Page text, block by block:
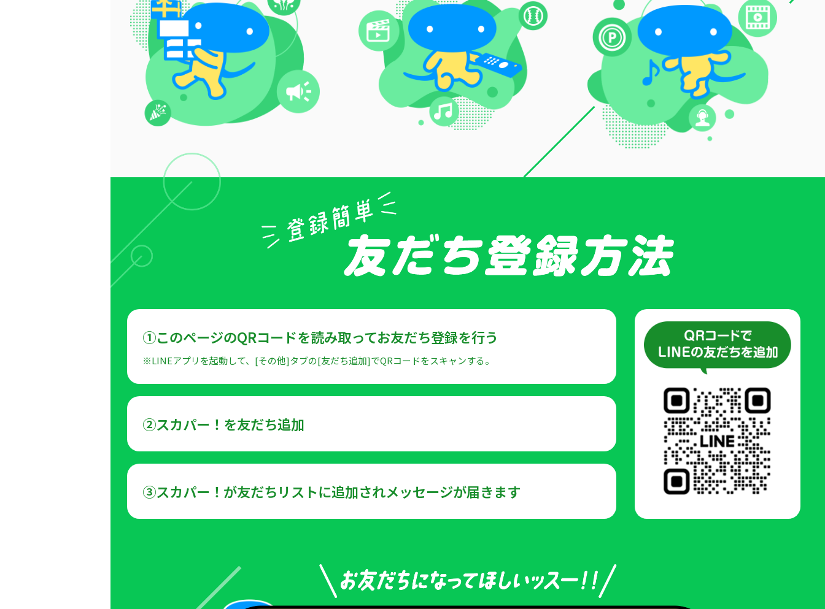
①このページのQRコードを読み取ってお友だち登録を行う
※LINEアプリを起動して、[その他]タブの[友だち追加]でQRコードをスキャンする。
②スカパー！を友だち追加
③スカパー！が友だちリストに追加されメッセージが届きます